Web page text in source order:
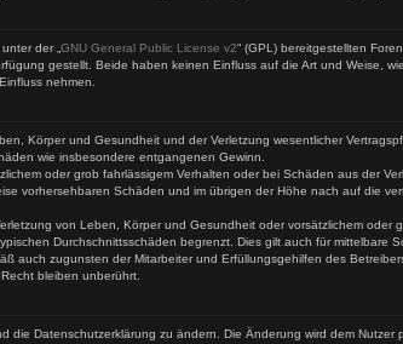
der „ GNU General Public License v2“ (GPL) bereitgestellten
gestellt. Beide haben keinen Einfluss auf die Art und Weise,
nehmen.
Körper und Gesundheit und der Verletzung wesentlicher
wie insbesondere entgangenen Gewinn.
oder grob fahrlässigem Verhalten oder bei Schäden aus der
vorhersehbaren Schäden und im übrigen der Höhe nach auf die
von Leben, Körper und Gesundheit oder vorsätzlichem
Durchschnittsschäden begrenzt. Dies gilt auch für mittelbare
auch zugunsten der Mitarbeiter und Erfüllungsgehilfen des
bleiben unberührt.
Datenschutzerklärung zu ändern. Die Änderung wird dem Nutzer